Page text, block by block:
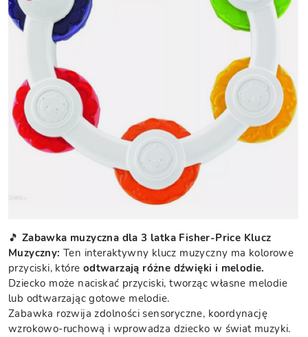
🎵 Zabawka muzyczna dla 3 latka Fisher-Price Klucz
Muzyczny:Ten interaktywny klucz muzyczny ma kolorowe
przyciski, które odtwarzają różne dźwięki i melodie.
Dziecko może naciskać przyciski, tworząc własne melodie
lub odtwarzając gotowe melodie.
Zabawka rozwija zdolności sensoryczne, koordynację
wzrokowo-ruchową i wprowadza dziecko w świat muzyki.